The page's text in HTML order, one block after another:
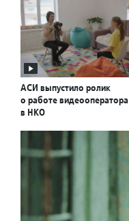
АСИ выпустило ролик
о работе видеооператора
в НКО